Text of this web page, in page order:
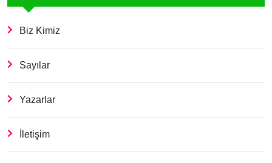
Biz Kimiz
Sayılar
Yazarlar
İletişim